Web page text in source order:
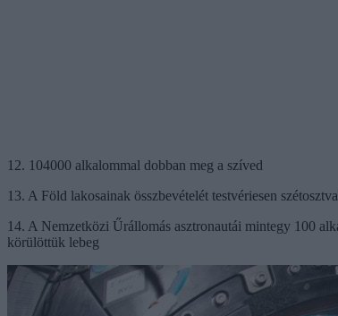
12. 104000 alkalommal dobban meg a szíved
13. A Föld lakosainak összbevételét testvériesen
14. A Nemzetközi Űrállomás asztronautái mintegy 100
körülöttük lebeg